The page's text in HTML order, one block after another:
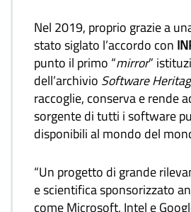
Nel 2019, proprio grazie a
stato siglato l’accordo con
punto il primo “mirror”
dell’archivio Software
raccoglie, conserva e rende
sorgente di tutti i software
disponibili al mondo del
“Un progetto di grande
e scientifica sponsorizzato
come Microsoft, Intel e